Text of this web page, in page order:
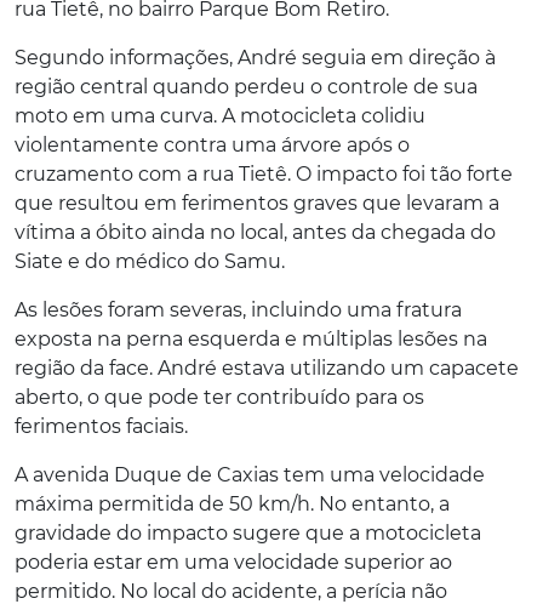
rua Tietê, no bairro Parque Bom Retiro.
Segundo informações, André seguia em direção à
região central quando perdeu o controle de sua
moto em uma curva. A motocicleta colidiu
violentamente contra uma árvore após o
cruzamento com a rua Tietê. O impacto foi tão forte
que resultou em ferimentos graves que levaram a
vítima a óbito ainda no local, antes da chegada do
Siate e do médico do Samu.
As lesões foram severas, incluindo uma fratura
exposta na perna esquerda e múltiplas lesões na
região da face. André estava utilizando um capacete
aberto, o que pode ter contribuído para os
ferimentos faciais.
A avenida Duque de Caxias tem uma velocidade
máxima permitida de 50 km/h. No entanto, a
gravidade do impacto sugere que a motocicleta
poderia estar em uma velocidade superior ao
permitido. No local do acidente, a perícia não